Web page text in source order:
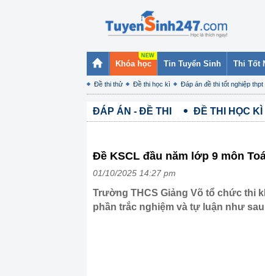
Khóa học Tin Tuyển Sinh Thi Tốt
Đề thi thử Đề thi học kì Đáp án đề thi tốt nghiệp thpt
ĐÁP ÁN - ĐỀ THI ĐỀ THI HỌC KÌ
Đề KSCL đầu năm lớp 9 môn
01/10/2025 14:27 pm
Trường THCS Giảng Võ tổ chức thi
phần trắc nghiệm và tự luận như